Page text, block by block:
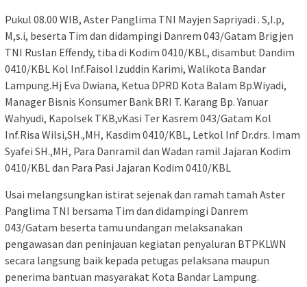
Pukul 08.00 WIB, Aster Panglima TNI Mayjen Sapriyadi . S,I.p,
M,s.i, beserta Tim dan didampingi Danrem 043/Gatam Brigjen
TNI Ruslan Effendy, tiba di Kodim 0410/KBL, disambut Dandim
0410/KBL Kol Inf.Faisol Izuddin Karimi, Walikota Bandar
Lampung.Hj Eva Dwiana, Ketua DPRD Kota Balam Bp.Wiyadi,
Manager Bisnis Konsumer Bank BRI T. Karang Bp. Yanuar
Wahyudi, Kapolsek TKB,vKasi Ter Kasrem 043/Gatam Kol
Inf.Risa Wilsi,SH.,MH, Kasdim 0410/KBL, Letkol Inf Dr.drs. Imam
Syafei SH.,MH, Para Danramil dan Wadan ramil Jajaran Kodim
0410/KBL dan Para Pasi Jajaran Kodim 0410/KBL
Usai melangsungkan istirat sejenak dan ramah tamah Aster
Panglima TNI bersama Tim dan didampingi Danrem
043/Gatam beserta tamu undangan melaksanakan
pengawasan dan peninjauan kegiatan penyaluran BTPKLWN
secara langsung baik kepada petugas pelaksana maupun
penerima bantuan masyarakat Kota Bandar Lampung.